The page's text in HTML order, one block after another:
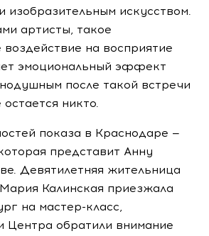
изобразительным искусством.
артисты, такое
на восприятие
эмоциональный эффект
после такой встречи
никто.
показа в Краснодаре —
представит Анну
Девятилетняя жительница
Калинская приезжала
на мастер-класс,
Центра обратили внимание